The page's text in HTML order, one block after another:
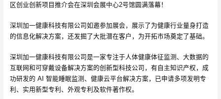
区创业创新项目推介会在深圳会展中心2号馆圆满落幕！
深圳加一健康科技有限公司如邀参加展会，展示了为健康行业量身打造
的信息化解决方案，还发掘了大批潜在客户，为开拓市场奠定了基础。
深圳加一健康科技有限公司是一家专注于人体健康体征监测、大数据的
互联网和可穿戴设备解决方案的创新型科技公司，有自主知识产权，成
功研发的 AI 智能睡眠监测、健康云平台解决方案，已申请多项发明专
利、实用新型专利、外观专利及软件著作权。